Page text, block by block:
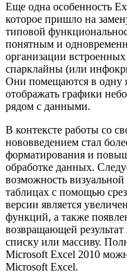
Еще одна особенность
которое пришло на
типовой
понятным и
организации
спарклайны (или
Они помещаются в одну
отображать графики
рядом с данными.
В контексте работы со
нововведением стал
форматирования и
обработке данных.
возможность
таблицах с помощью
версии является
функций, а также
возвращающей
списку или массиву.
Microsoft Excel 2010
Microsoft Excel.